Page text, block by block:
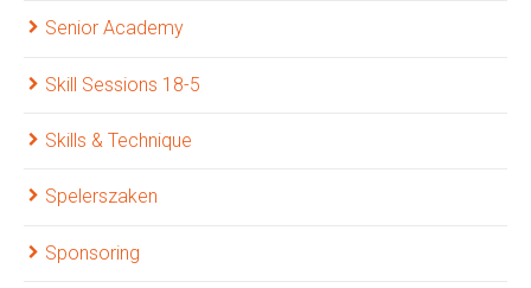
Senior Academy
Skill Sessions 18-5
Skills & Technique
Spelerszaken
Sponsoring